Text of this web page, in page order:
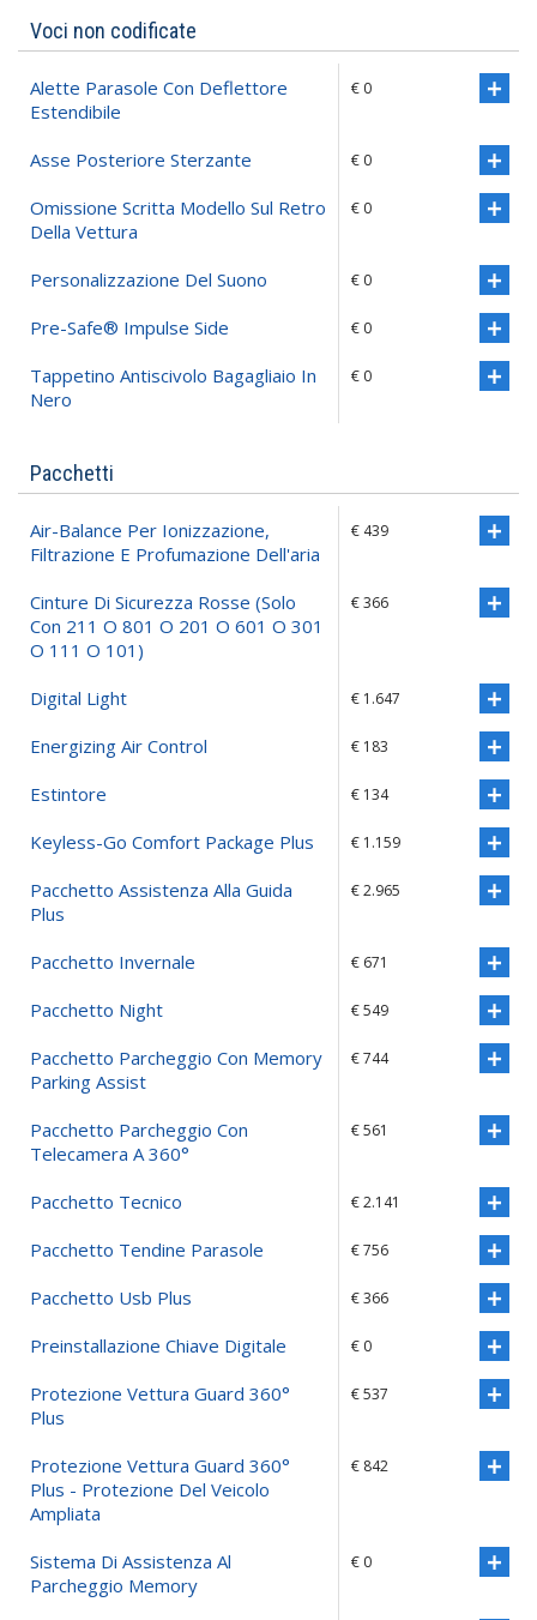
Voci non codificate
Alette Parasole Con Deflettore
Estendibile
€ 0
Asse Posteriore Sterzante € 0
Omissione Scritta Modello Sul Retro
Della Vettura
€ 0
Personalizzazione Del Suono € 0
Pre-Safe® Impulse Side € 0
Tappetino Antiscivolo Bagagliaio In
Nero
€ 0
Pacchetti
Air-Balance Per Ionizzazione,
Filtrazione E Profumazione Dell'aria
€ 439
Cinture Di Sicurezza Rosse (solo
Con 211 O 801 O 201 O 601 O 301
O 111 O 101)
€ 366
Digital Light € 1.647
Energizing Air Control € 183
Estintore € 134
Keyless-Go Comfort Package Plus € 1.159
Pacchetto Assistenza Alla Guida
Plus
€ 2.965
Pacchetto Invernale € 671
Pacchetto Night € 549
Pacchetto Parcheggio Con Memory
Parking Assist
€ 744
Pacchetto Parcheggio Con
Telecamera A 360°
€ 561
Pacchetto Tecnico € 2.141
Pacchetto Tendine Parasole € 756
Pacchetto Usb Plus € 366
Preinstallazione Chiave Digitale € 0
Protezione Vettura Guard 360°
Plus
€ 537
Protezione Vettura Guard 360°
Plus - Protezione Del Veicolo
Ampliata
€ 842
Sistema Di Assistenza Al
Parcheggio Memory
€ 0